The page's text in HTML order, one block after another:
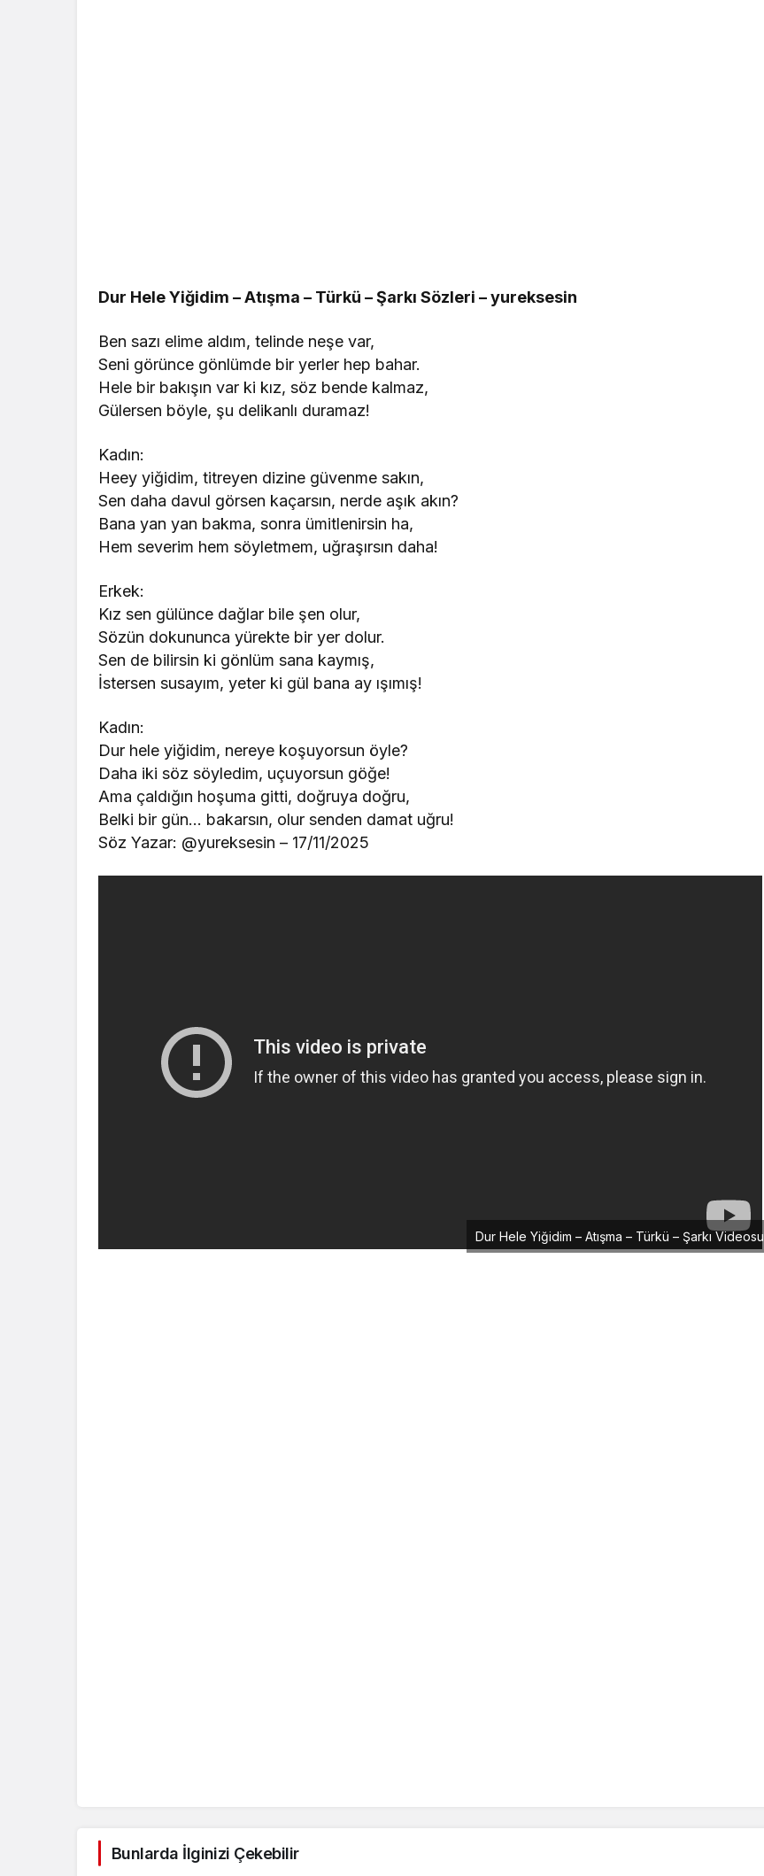
Dur Hele Yiğidim – Atışma – Türkü – Şarkı Sözleri – yureksesin
Ben sazı elime aldım, telinde neşe var,
Seni görünce gönlümde bir yerler hep bahar.
Hele bir bakışın var ki kız, söz bende kalmaz,
Gülersen böyle, şu delikanlı duramaz!
Kadın:
Heey yiğidim, titreyen dizine güvenme sakın,
Sen daha davul görsen kaçarsın, nerde aşık akın?
Bana yan yan bakma, sonra ümitlenirsin ha,
Hem severim hem söyletmem, uğraşırsın daha!
Erkek:
Kız sen gülünce dağlar bile şen olur,
Sözün dokununca yürekte bir yer dolur.
Sen de bilirsin ki gönlüm sana kaymış,
İstersen susayım, yeter ki gül bana ay ışımış!
Kadın:
Dur hele yiğidim, nereye koşuyorsun öyle?
Daha iki söz söyledim, uçuyorsun göğe!
Ama çaldığın hoşuma gitti, doğruya doğru,
Belki bir gün… bakarsın, olur senden damat uğru!
Söz Yazar: @yureksesin – 17/11/2025
Dur Hele Yiğidim – Atışma – Türkü – Şarkı Videosu
Bunlarda İlginizi Çekebilir